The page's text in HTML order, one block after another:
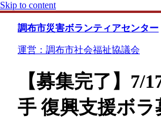
Skip to content
調布市災害ボランティアセンター
運営：調布市社会福祉協議会
【募集完了】7/
手 復興支援ボラ